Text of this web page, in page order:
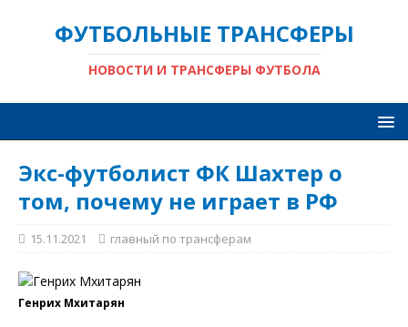
ФУТБОЛЬНЫЕ ТРАНСФЕРЫ
НОВОСТИ И ТРАНСФЕРЫ ФУТБОЛА
Экс-футболист ФК Шахтер о
том, почему не играет в РФ
15.11.2021 главный по трансферам
Генрих Мхитарян